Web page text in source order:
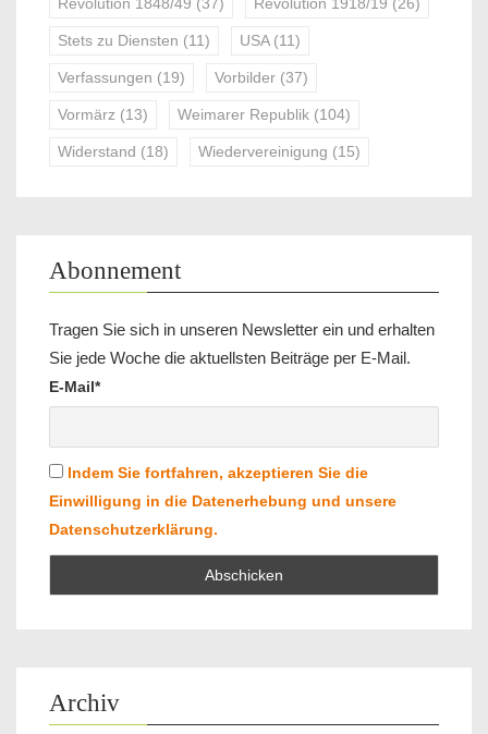
Stets zu Diensten (11) USA(11)
Verfassungen (19) Vorbilder (37)
Vormärz (13) Weimarer Republik (104)
Widerstand (18) Wiedervereinigung (15)
Abonnement
Tragen Sie sich in unseren Newsletter ein und erhalten
Sie jede Woche die aktuellsten Beiträge per E-Mail.
E-Mail*
Indem Sie fortfahren, akzeptieren Sie die
Einwilligung in die Datenerhebung und unsere
Datenschutzerklärung.
Archiv